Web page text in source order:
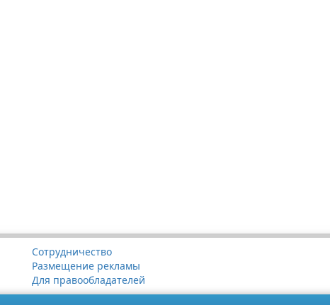
Сотрудничество
Размещение рекламы
Для правообладателей